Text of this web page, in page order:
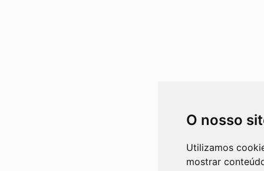
O nosso
Utilizamos
mostrar